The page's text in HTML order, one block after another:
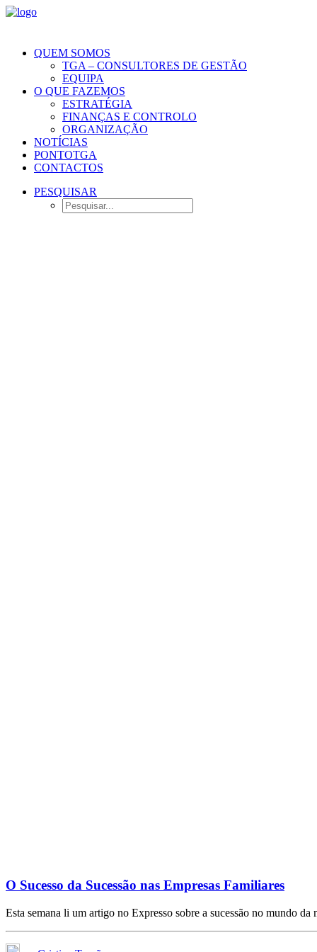
QUEM SOMOS
TGA – CONSULTORES DE GESTÃO
EQUIPA
O QUE FAZEMOS
ESTRATÉGIA
FINANÇAS E CONTROLO
ORGANIZAÇÃO
NOTÍCIAS
PONTOTGA
CONTACTOS
PESQUISAR
O Sucesso da Sucessão nas Empresas Familiares
Esta semana li um artigo no Expresso sobre a sucessão no mundo